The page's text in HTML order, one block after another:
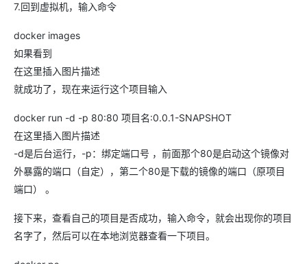
7.回到虚拟机，输入命令
docker images
如果看到
在这里插入图片描述
就成功了，现在来运行这个项目输入
docker run -d -p 80:80 项目名:0.0.1-SNAPSHOT
在这里插入图片描述
-d是后台运行，-p：绑定端口号 ，前面那个80是启动这个镜像对
外暴露的端口（自定），第二个80是下载的镜像的端口（原项目
端口） 。
接下来，查看自己的项目是否成功，输入命令，就会出现你的项目
名字了，然后可以在本地浏览器查看一下项目。